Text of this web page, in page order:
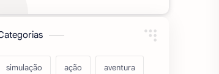
simulação ação aventura